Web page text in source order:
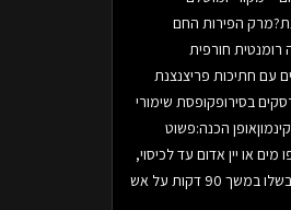
הפירות החם
רומנטית חורפית
עם חתיכות פריצנצנת
בסירופקופסת שימורי
הכנה:פשוט
או יין אדום עד לכיסוי,
הביאו לרתיחה, הנמיכו את הלהבה ובשלו במשך 90 דקות על אש